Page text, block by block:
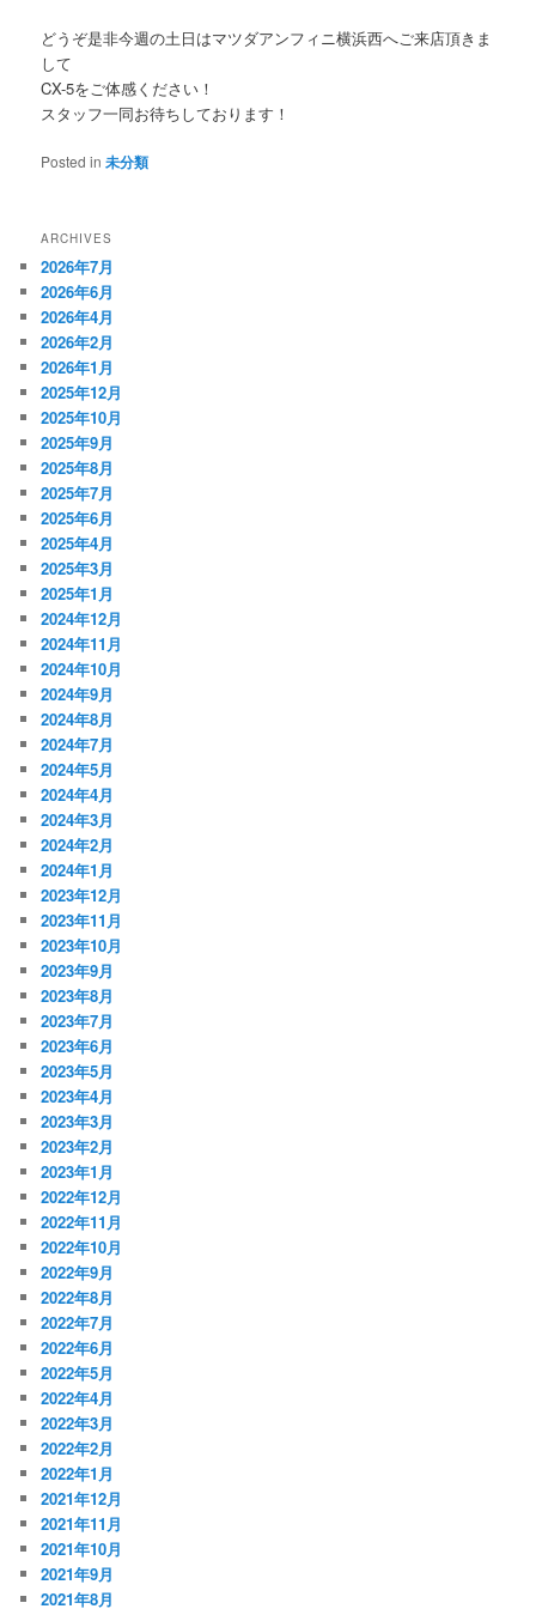
どうぞ是非今週の土日はマツダアンフィニ横浜西へご来店頂きま
して
CX-5をご体感ください！
スタッフ一同お待ちしております！
Posted in 未分類
ARCHIVES
2026年7月
2026年6月
2026年4月
2026年2月
2026年1月
2025年12月
2025年10月
2025年9月
2025年8月
2025年7月
2025年6月
2025年4月
2025年3月
2025年1月
2024年12月
2024年11月
2024年10月
2024年9月
2024年8月
2024年7月
2024年5月
2024年4月
2024年3月
2024年2月
2024年1月
2023年12月
2023年11月
2023年10月
2023年9月
2023年8月
2023年7月
2023年6月
2023年5月
2023年4月
2023年3月
2023年2月
2023年1月
2022年12月
2022年11月
2022年10月
2022年9月
2022年8月
2022年7月
2022年6月
2022年5月
2022年4月
2022年3月
2022年2月
2022年1月
2021年12月
2021年11月
2021年10月
2021年9月
2021年8月